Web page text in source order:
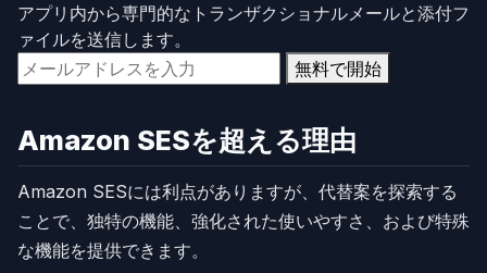
アプリ内から専門的なトランザクショナルメールと添付フ
ァイルを送信します。
無料で開始
Amazon SESを超える理由
Amazon SESには利点がありますが、代替案を探索する
ことで、独特の機能、強化された使いやすさ、および特殊
な機能を提供できます。